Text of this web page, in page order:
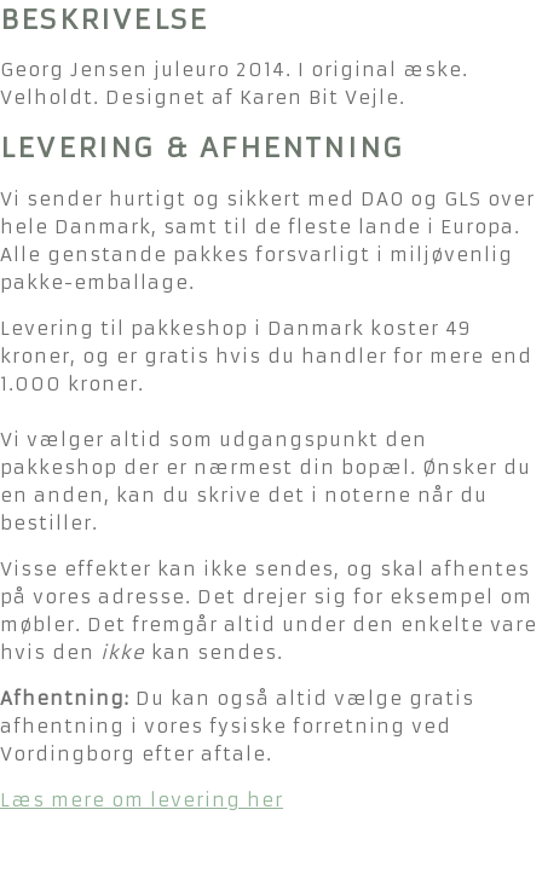
BESKRIVELSE
Georg Jensen juleuro 2014. I original æske.
Velholdt. Designet af Karen Bit Vejle.
LEVERING & AFHENTNING
Vi sender hurtigt og sikkert med DAO og GLS over
hele Danmark, samt til de fleste lande i Europa.
Alle genstande pakkes forsvarligt i miljøvenlig
pakke-emballage.
Levering til pakkeshop i Danmark koster 49
kroner, og er gratis hvis du handler for mere end
1.000 kroner.
Vi vælger altid som udgangspunkt den
pakkeshop der er nærmest din bopæl. Ønsker du
en anden, kan du skrive det i noterne når du
bestiller.
Visse effekter kan ikke sendes, og skal afhentes
på vores adresse. Det drejer sig for eksempel om
møbler. Det fremgår altid under den enkelte vare
hvis den ikke kan sendes.
Afhentning: Du kan også altid vælge gratis
afhentning i vores fysiske forretning ved
Vordingborg efter aftale.
Læs mere om levering her